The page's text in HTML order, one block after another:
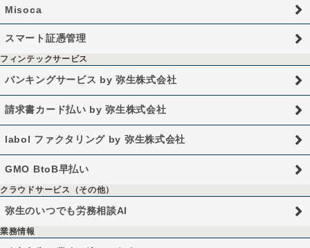
Misoca
スマート証憑管理
フィンテックサービス
バンキングサービス by 弥生株式会社
請求書カード払い by 弥生株式会社
labol ファクタリング by 弥生株式会社
GMO BtoB早払い
クラウドサービス（その他）
弥生のいつでも労務相談AI
業務情報